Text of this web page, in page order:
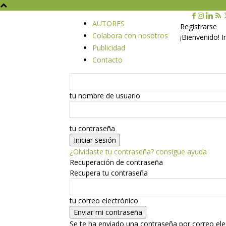
AUTORES
Colabora con nosotros
Publicidad
Contacto
Registrarse
¡Bienvenido!
tu nombre de usuario
tu contraseña
¿Olvidaste tu contraseña? consigue ayuda
Recuperación de contraseña
Recupera tu contraseña
tu correo electrónico
Se te ha enviado una contraseña por correo